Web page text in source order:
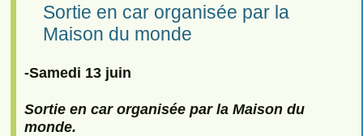
Sortie en car organisée par la
Maison du monde
-Samedi 13 juin
Sortie en car organisée par la Maison du
monde.